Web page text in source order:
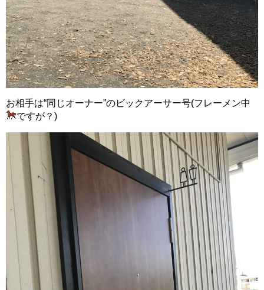
お相手は“同じオーナー”のビックアーサー号(フレーメン中
ですが？)